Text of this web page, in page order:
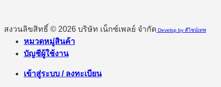
สงวนลิขสิทธิ์ © 2026 บริษัท เน็กซ์เพลย์ จำกัด Develop by ดีไซน์เทพ
หมวดหมู่สินค้า
บัญชีผู้ใช้งาน
เข้าสู่ระบบ / ลงทะเบียน